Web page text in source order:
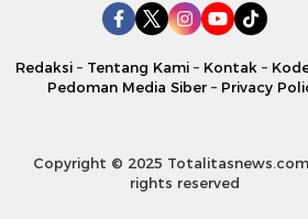
Redaksi – Tentang Kami – Kontak –
Pedoman Media Siber – Privacy
Copyright © 2025
rights reserved